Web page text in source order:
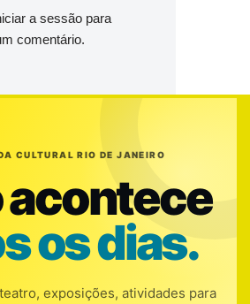
a sessão para
comentário.
CULTURAL RIO DE JANEIRO
acontece
os dias.
exposições, atividades para